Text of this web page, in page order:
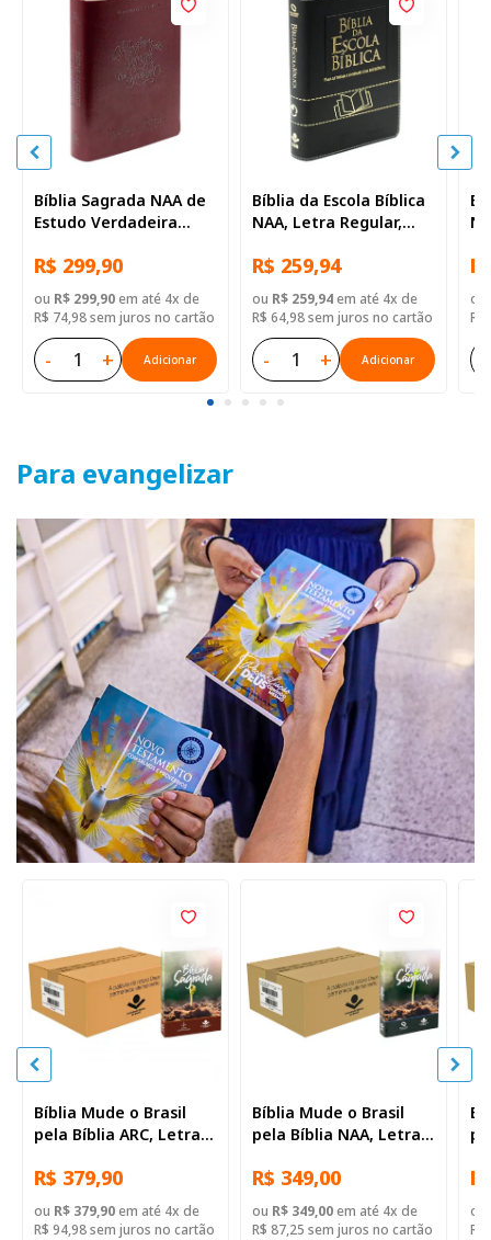
Bíblia Sagrada NAA de
Estudo Verdadeira
Regular, com mapa,
Capa Couro Sintético
Ilustrada Marrom
R$ 299,90
ou R$ 299,90em até 4x de
R$ 74,98 sem juros no cartão
- + Adicionar
Bíblia da Escola Bíblica
NAA, Letra Regular,
Sintético Preta
R$ 259,94
ou R$ 259,94em até 4x de
R$ 64,98 sem juros no cartão
- + Adicionar
ou
R$
Para evangelizar
Bíblia Mude o Brasil
pela Bíblia ARC, Letra
— 52 Biblias
R$ 379,90
ou R$ 379,90em até 4x de
R$ 94,98 sem juros no cartão
Bíblia Mude o Brasil
pela Bíblia NAA, Letra
— Mude Brasil
R$ 349,00
ou R$ 349,00em até 4x de
R$ 87,25 sem juros no cartão
—
ou
R$